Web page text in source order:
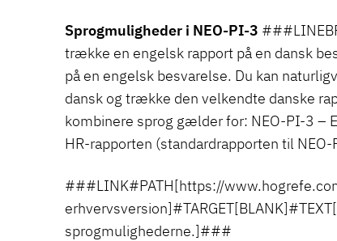
Sprogmuligheder i NEO-PI-3
trække en engelsk rapport på en dansk
på en engelsk besvarelse. Du kan
dansk og trække den velkendte danske
kombinere sprog gælder for: NEO-PI-3 –
HR-rapporten (standardrapporten til
###LINK#PATH[https://
sprogmulighederne.]###